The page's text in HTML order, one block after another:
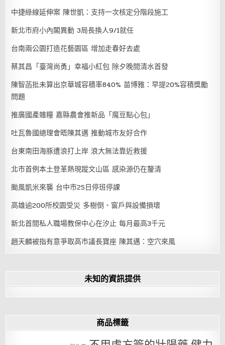
中捷綠線延伸案 陳世凱：支持一次核定分階段施工
新北市府小內閣異動 3局長換人9/1就任
台南兩公園打造花藝園區 增加走春好去處
蔡其昌「臺灣尚勇」幸福小紅包 除夕晚間清水首發
陳智菡批未算出京華城容積率840% 苗博雅：早提20%容積獎勵
問題
推廣國產雜糧 嘉縣農會推新品「魔豆點心包」
吐瓦魯國總理會晤陳其邁 推動城市友好合作
台東南田海豚遭浪打上岸 浪大無法靠近救援
北市首例本土登革熱現蹤文山區 感染源仍在釐清
颱風凱米來襲 台中市25日停班停課
高雄逾200所校園受災 多樹倒、窗戶與設備損壞
新北首間私人職場教保中心在汐止 每月最高3千元
趙天麟被指有意爭取高市議長寶座 陳其邁：空穴來風
未知的資訊提供
商品標籤